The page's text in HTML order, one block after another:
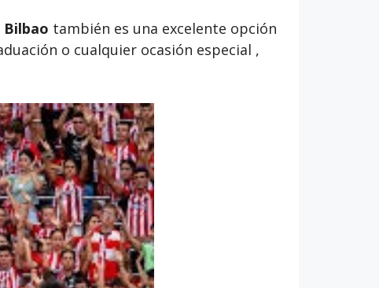
Bilbao también es una excelente opción
o cualquier ocasión especial ,